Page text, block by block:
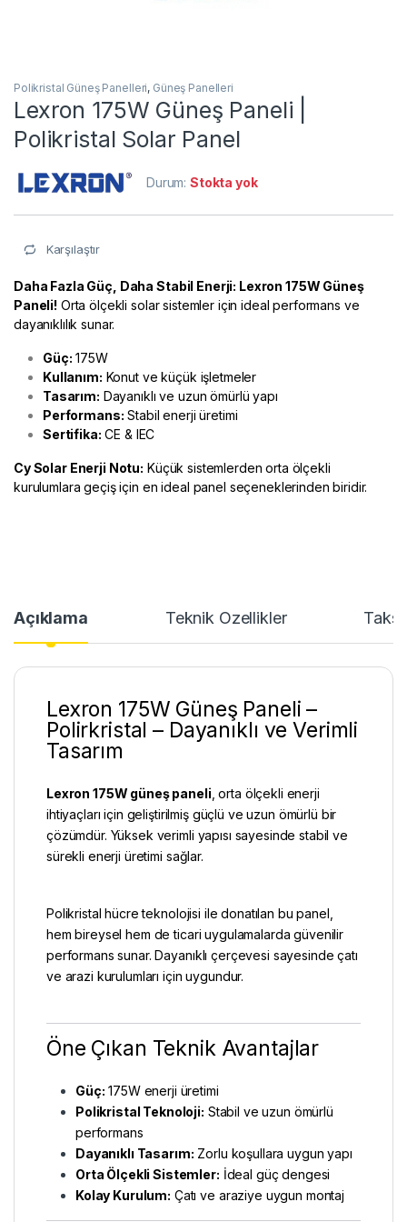
Polikristal Güneş Panelleri, Güneş Panelleri
Lexron 175W Güneş Paneli |
Polikristal Solar Panel
Durum:Stokta yok
Karşılaştır
Daha Fazla Güç, Daha Stabil Enerji: Lexron 175W Güneş
Paneli! Orta ölçekli solar sistemler için ideal performans ve
dayanıklılık sunar.
Güç: 175W
Kullanım: Konut ve küçük işletmeler
Tasarım: Dayanıklı ve uzun ömürlü yapı
Performans: Stabil enerji üretimi
Sertifika: CE & IEC
Cy Solar Enerji Notu: Küçük sistemlerden orta ölçekli
kurulumlara geçiş için en ideal panel seçeneklerinden biridir.
Açıklama Teknik Özellikler
Lexron 175W Güneş Paneli –
Polirkristal – Dayanıklı ve Verimli
Tasarım
Lexron 175W güneş paneli , orta ölçekli enerji
ihtiyaçları için geliştirilmiş güçlü ve uzun ömürlü bir
çözümdür. Yüksek verimli yapısı sayesinde stabil ve
sürekli enerji üretimi sağlar.
Polikristal hücre teknolojisi ile donatılan bu panel,
hem bireysel hem de ticari uygulamalarda güvenilir
performans sunar. Dayanıklı çerçevesi sayesinde çatı
ve arazi kurulumları için uygundur.
Öne Çıkan Teknik Avantajlar
Güç: 175W enerji üretimi
Polikristal Teknoloji: Stabil ve uzun ömürlü
performans
Dayanıklı Tasarım: Zorlu koşullara uygun yapı
Orta Ölçekli Sistemler: İdeal güç dengesi
Kolay Kurulum: Çatı ve araziye uygun montaj